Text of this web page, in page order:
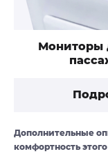
Мониторы
Дополнительные
комфортность